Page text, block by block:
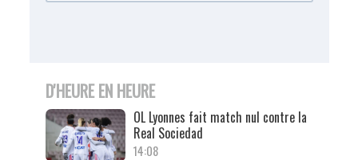
D'HEURE EN HEURE
OL Lyonnes fait match nul contre la
Real Sociedad
14:08